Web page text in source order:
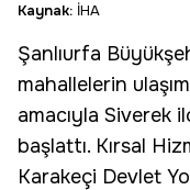
Kaynak: İHA
Şanlıurfa
mahallelerin
amacıyla Siverek
başlattı. Kırsal
Karakeçi Devlet